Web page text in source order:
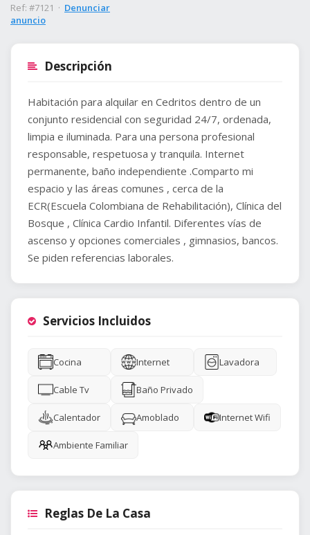
Ref: #7121 · Denunciar
anuncio
Descripción
Habitación para alquilar en Cedritos dentro de un
conjunto residencial con seguridad 24/7, ordenada,
limpia e iluminada. Para una persona profesional
responsable, respetuosa y tranquila. Internet
permanente, baño independiente .Comparto mi
espacio y las áreas comunes , cerca de la
ECR(Escuela Colombiana de Rehabilitación), Clínica del
Bosque , Clínica Cardio Infantil. Diferentes vías de
ascenso y opciones comerciales , gimnasios, bancos.
Se piden referencias laborales.
Servicios Incluidos
Cocina Internet Lavadora
Cable Tv Baño Privado
Calentador Amoblado Internet Wifi
Ambiente Familiar
Reglas De La Casa